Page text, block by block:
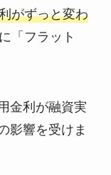
がずっと変わ
「フラット
金利が融資実
影響を受けま